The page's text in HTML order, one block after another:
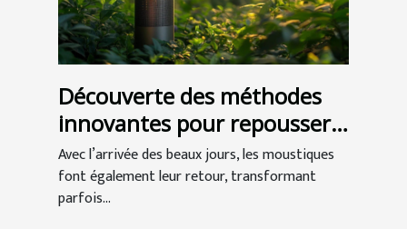
Découverte des méthodes
innovantes pour repousser
les moustiques
Avec l’arrivée des beaux jours, les moustiques
font également leur retour, transformant
parfois...